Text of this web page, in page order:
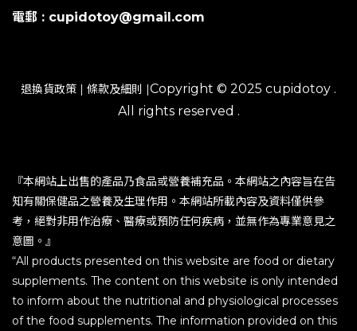
電郵 : cupidotoy@gmail.com
退換貨政策 | 條款及細則 |Copyright © 2025 cupidotoy .
All rights reserved .
『本網站上出售的產品乃食品或營養補充品。本網站之內容旨在告
知有關保健品之營養及生理作用。本網站所載內容及資料僅供參
考，絕對非用作治療、醫療或預防任何疾病，並無作為專業意見之
意圖。』
“All products presented on this website are food or dietary
supplements. The content on this website is only intended
to inform about the nutritional and physiological processes
of the food supplements. The information provided on this